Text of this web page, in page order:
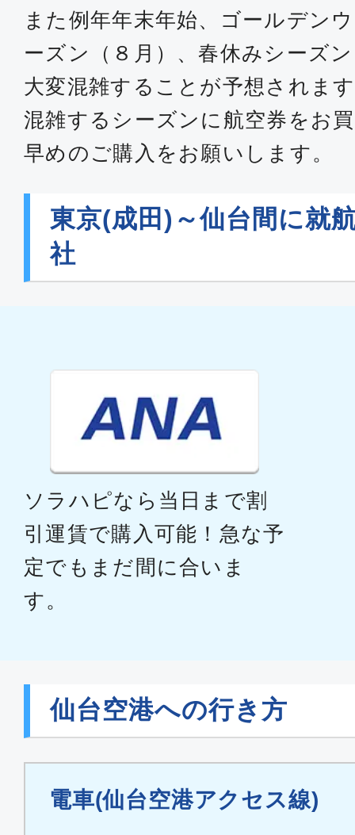
また例年年末年始、ゴールデン
ーズン（８月）、春休みシーズ
大変混雑することが予想されま
混雑するシーズンに航空券をお
早めのご購入をお願いします。
東京(成田)～仙台間に就
社
ソラハピなら当日まで割
引運賃で購入可能！急な予
定でもまだ間に合いま
す。
仙台空港への行き方
電車(仙台空港アクセス線)